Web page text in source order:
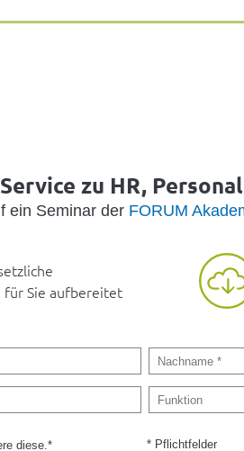
zu HR,
ein Seminar der FORUM
für Sie aufbereitet
diese.* * Pflichtfelder